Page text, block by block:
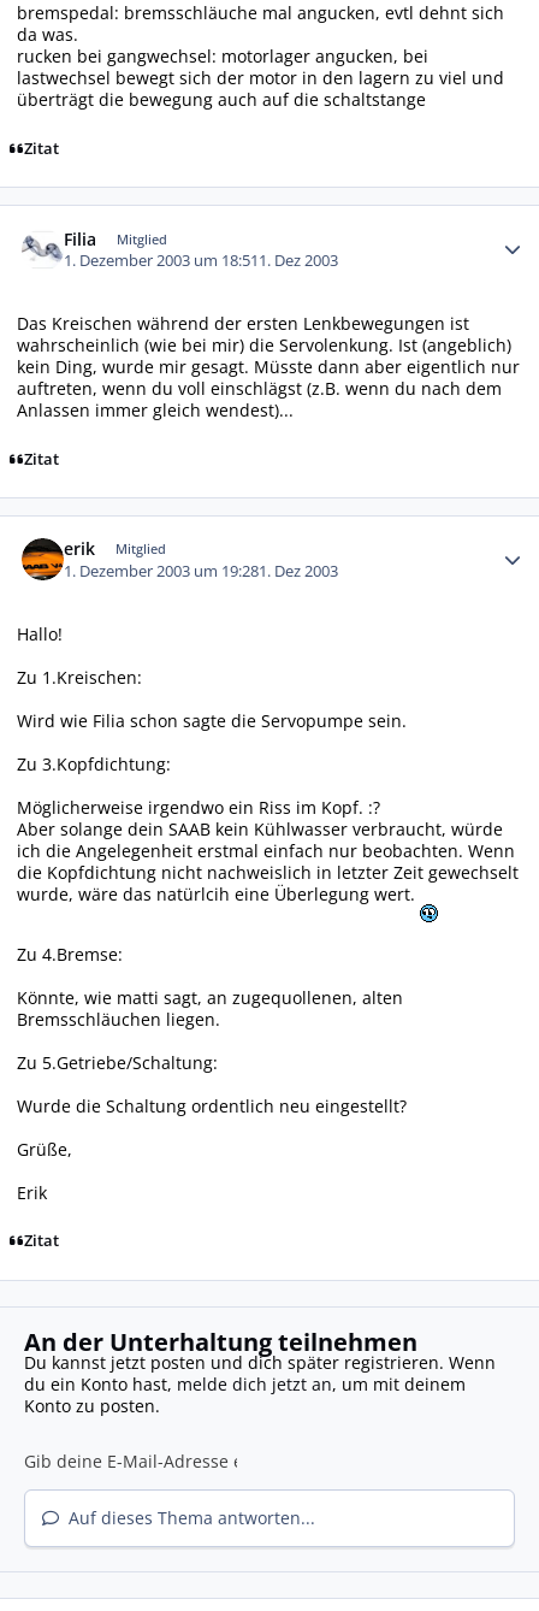
bremspedal: bremsschläuche mal angucken, evtl dehnt sich
da was.
rucken bei gangwechsel: motorlager angucken, bei
lastwechsel bewegt sich der motor in den lagern zu viel und
überträgt die bewegung auch auf die schaltstange
Zitat
Filia Mitglied
1. Dezember 2003 um 18:511. Dez 2003
Das Kreischen während der ersten Lenkbewegungen ist
wahrscheinlich (wie bei mir) die Servolenkung. Ist (angeblich)
kein Ding, wurde mir gesagt. Müsste dann aber eigentlich nur
auftreten, wenn du voll einschlägst (z.B. wenn du nach dem
Anlassen immer gleich wendest)...
Zitat
erik Mitglied
1. Dezember 2003 um 19:281. Dez 2003
Hallo!
Zu 1.Kreischen:
Wird wie Filia schon sagte die Servopumpe sein.
Zu 3.Kopfdichtung:
Möglicherweise irgendwo ein Riss im Kopf. :?
Aber solange dein SAAB kein Kühlwasser verbraucht, würde
ich die Angelegenheit erstmal einfach nur beobachten. Wenn
die Kopfdichtung nicht nachweislich in letzter Zeit gewechselt
wurde, wäre das natürlcih eine Überlegung wert.
Zu 4.Bremse:
Könnte, wie matti sagt, an zugequollenen, alten
Bremsschläuchen liegen.
Zu 5.Getriebe/Schaltung:
Wurde die Schaltung ordentlich neu eingestellt?
Grüße,
Erik
Zitat
An der Unterhaltung teilnehmen
Du kannst jetzt posten und dich später registrieren. Wenn
du ein Konto hast, melde dich jetzt an, um mit deinem
Konto zu posten.
Auf dieses Thema antworten...